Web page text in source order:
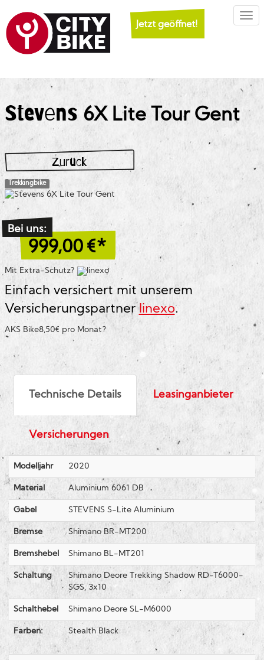
Jetzt geöffnet!
Stevens 6X Lite Tour Gent
Zurück
Trekkingbike
Bei uns:
999,00 €*
Mit Extra-Schutz?
Einfach versichert mit unserem
Versicherungspartnerlinexo.
AKS Bike8,50€ pro Monat?
Technische Details Leasinganbieter
Versicherungen
Modelljahr 2020
Material Aluminium 6061 DB
Gabel STEVENS S-Lite Aluminium
Bremse Shimano BR-MT200
Bremshebel Shimano BL-MT201
Schaltung
Shimano Deore Trekking Shadow RD-T6000-
SGS, 3x10
Schalthebel Shimano Deore SL-M6000
Farben: Stealth Black